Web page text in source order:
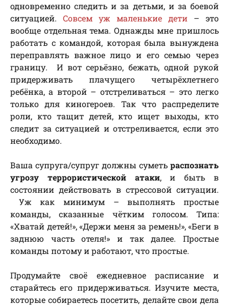
одновременно следить и за детьми, и за боевой
ситуацией. Совсем уж маленькие дети – это
вообще отдельная тема. Однажды мне пришлось
работать с командой, которая была вынуждена
переправлять важное лицо и его семью через
границу. И вот серьёзно, бежать, одной рукой
придерживать плачущего четырёхлетнего
ребёнка, а второй – отстреливаться – это легко
только для киногероев. Так что распределите
роли, кто тащит детей, кто ищет выходы, кто
следит за ситуацией и отстреливается, если это
необходимо.
Ваша супруга/супруг должны суметь распознать
угрозу террористической атаки, и быть в
состоянии действовать в стрессовой ситуации.
Уж как минимум – выполнять простые
команды, сказанные чётким голосом. Типа:
«Хватай детей!», «Держи меня за ремень!», «Беги в
заднюю часть отеля!» и так далее. Простые
команды потому и работают, что простые.
Продумайте своё ежедневное расписание и
старайтесь его придерживаться. Изучите места,
которые собираетесь посетить, делайте свои дела